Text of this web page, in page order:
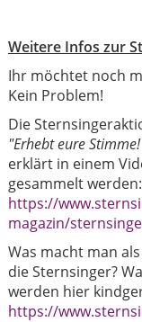
Weitere Infos zur
Ihr möchtet noch
Kein Problem!
Die
"Erhebt eure
erklärt in einem
gesammelt werden:
https://
magazin/
Was macht man
die Sternsinger?
werden hier
https://